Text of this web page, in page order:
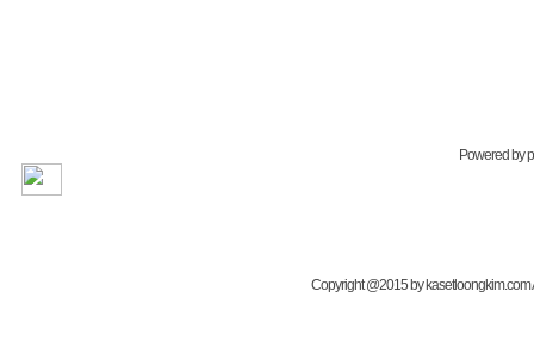
Powered by
Copyright @2015 by kasetloongkim.com